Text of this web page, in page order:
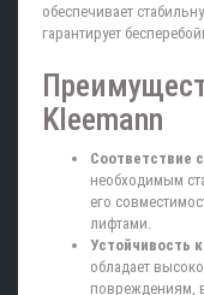
обеспечивает
гарантирует
Kleemann
Соответствие
необходимым
его
лифтами.
Устойчивость
обладает
повреждениям,